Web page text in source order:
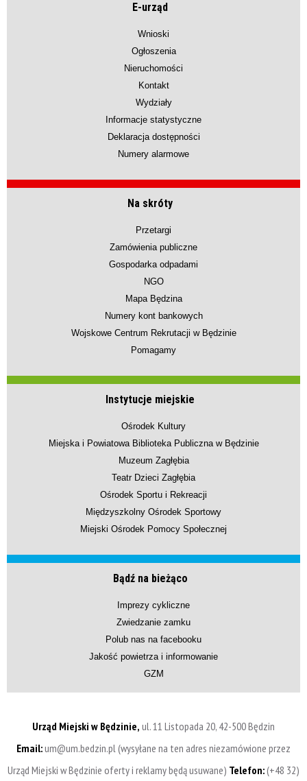
E-urząd
Wnioski
Ogłoszenia
Nieruchomości
Kontakt
Wydziały
Informacje statystyczne
Deklaracja dostępności
Numery alarmowe
Na skróty
Przetargi
Zamówienia publiczne
Gospodarka odpadami
NGO
Mapa Będzina
Numery kont bankowych
Wojskowe Centrum Rekrutacji w Będzinie
Pomagamy
Instytucje miejskie
Ośrodek Kultury
Miejska i Powiatowa Biblioteka Publiczna w Będzinie
Muzeum Zagłębia
Teatr Dzieci Zagłębia
Ośrodek Sportu i Rekreacji
Międzyszkolny Ośrodek Sportowy
Miejski Ośrodek Pomocy Społecznej
Bądź na bieżąco
Imprezy cykliczne
Zwiedzanie zamku
Polub nas na facebooku
Jakość powietrza i informowanie
GZM
Urząd Miejski w Będzinie, ul. 11 Listopada 20, 42-500 Będzin
Email:um@um.bedzin.pl (wysyłane na ten adres niezamówione przez
Urząd Miejski w Będzinie oferty i reklamy będą usuwane) Telefon:(+48 32)